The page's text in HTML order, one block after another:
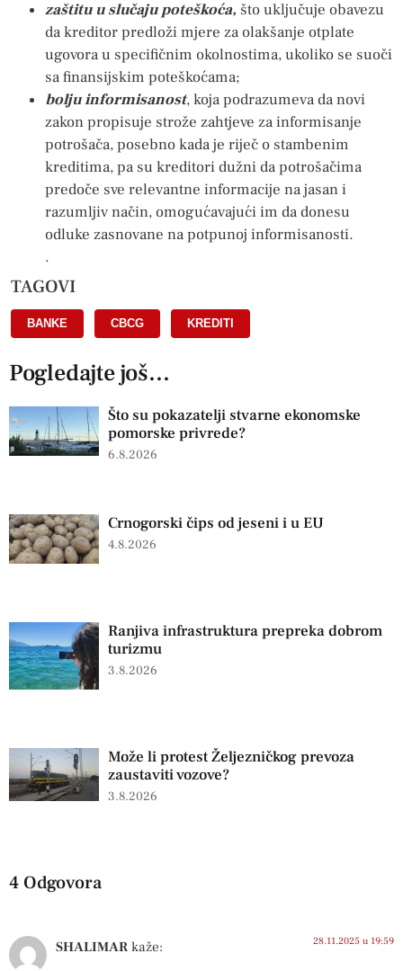
zaštitu u slučaju poteškoća, što uključuje obavezu
da kreditor predloži mjere za olakšanje otplate
ugovora u specifičnim okolnostima, ukoliko se suoči
sa finansijskim poteškoćama;
bolju informisanost, koja podrazumeva da novi
zakon propisuje strože zahtjeve za informisanje
potrošača, posebno kada je riječ o stambenim
kreditima, pa su kreditori dužni da potrošačima
predoče sve relevantne informacije na jasan i
razumljiv način, omogućavajući im da donesu
odluke zasnovane na potpunoj informisanosti.
.
TAGOVI
BANKE CBCG KREDITI
Pogledajte još...
Što su pokazatelji stvarne ekonomske
pomorske privrede?
6.8.2026
Crnogorski čips od jeseni i u EU
4.8.2026
Ranjiva infrastruktura prepreka dobrom
turizmu
3.8.2026
Može li protest Željezničkog prevoza
zaustaviti vozove?
3.8.2026
4 Odgovora
SHALIMAR kaže: 28.11.2025 u 19:59